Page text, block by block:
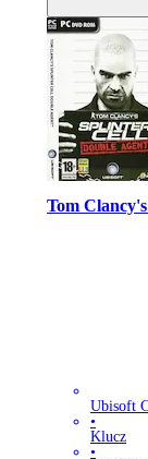
Tom
Ubisoft
•
Klucz
•